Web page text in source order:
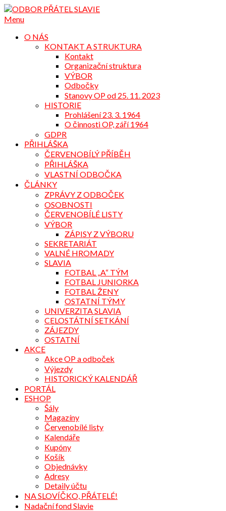
Přejdi
na
Menu
O NÁS
KONTAKT A STRUKTURA
Kontakt
Organizační struktura
VÝBOR
Odbočky
Stanovy OP od 25. 11. 2023
HISTORIE
Prohlášení 23. 3. 1964
O činnosti OP, září 1964
GDPR
PŘIHLÁŠKA
ČERVENOBÍLÝ PŘÍBĚH
PŘIHLÁŠKA
VLASTNÍ ODBOČKA
ČLÁNKY
ZPRÁVY Z ODBOČEK
OSOBNOSTI
ČERVENOBÍLÉ LISTY
VÝBOR
ZÁPISY Z VÝBORU
SEKRETARIÁT
VALNÉ HROMADY
SLAVIA
FOTBAL „A“ TÝM
FOTBAL JUNIORKA
FOTBAL ŽENY
OSTATNÍ TÝMY
UNIVERZITA SLAVIA
CELOSTÁTNÍ SETKÁNÍ
ZÁJEZDY
OSTATNÍ
AKCE
Akce OP a odboček
Výjezdy
HISTORICKÝ KALENDÁŘ
PORTÁL
ESHOP
Šály
Magazíny
Červenobílé listy
Kalendáře
Kupóny
Košík
Objednávky
Adresy
Detaily účtu
NA SLOVÍČKO, PŘÁTELÉ!
Nadační fond Slavie